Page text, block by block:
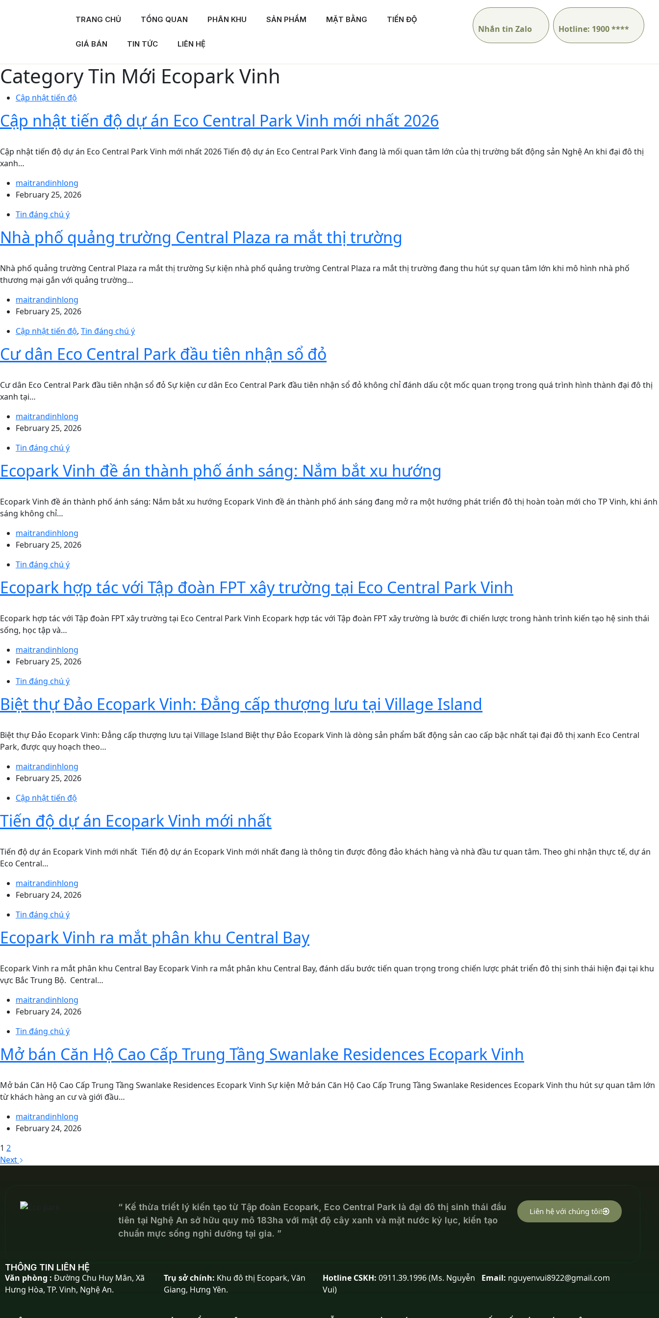
TRANG CHỦ TỔNG QUAN PHÂN KHU SẢN PHẨM MẶT BẰNG TIẾN ĐỘ
GIÁ BÁN TIN TỨC LIÊN HỆ
Nhắn tin Zalo Hotline: 1900 ****
CategoryTin Mới Ecopark Vinh
Cập nhật tiến độ
Cập nhật tiến độ dự án Eco Central Park Vinh mới nhất 2026
Cập nhật tiến độ dự án Eco Central Park Vinh mới nhất 2026 Tiến độ dự án Eco Central Park Vinh đang là mối quan tâm lớn của thị trường bất động sản Nghệ An khi đại đô thị
xanh…
maitrandinhlong
February 25, 2026
Tin đáng chú ý
Nhà phố quảng trường Central Plaza ra mắt thị trường
Nhà phố quảng trường Central Plaza ra mắt thị trường Sự kiện nhà phố quảng trường Central Plaza ra mắt thị trường đang thu hút sự quan tâm lớn khi mô hình nhà phố
thương mại gắn với quảng trường…
maitrandinhlong
February 25, 2026
Cập nhật tiến độ, Tin đáng chú ý
Cư dân Eco Central Park đầu tiên nhận sổ đỏ
Cư dân Eco Central Park đầu tiên nhận sổ đỏ Sự kiện cư dân Eco Central Park đầu tiên nhận sổ đỏ không chỉ đánh dấu cột mốc quan trọng trong quá trình hình thành đại đô thị
xanh tại…
maitrandinhlong
February 25, 2026
Tin đáng chú ý
Ecopark Vinh đề án thành phố ánh sáng: Nắm bắt xu hướng
Ecopark Vinh đề án thành phố ánh sáng: Nắm bắt xu hướng Ecopark Vinh đề án thành phố ánh sáng đang mở ra một hướng phát triển đô thị hoàn toàn mới cho TP Vinh, khi ánh
sáng không chỉ…
maitrandinhlong
February 25, 2026
Tin đáng chú ý
Ecopark hợp tác với Tập đoàn FPT xây trường tại Eco Central Park Vinh
Ecopark hợp tác với Tập đoàn FPT xây trường tại Eco Central Park Vinh Ecopark hợp tác với Tập đoàn FPT xây trường là bước đi chiến lược trong hành trình kiến tạo hệ sinh thái
sống, học tập và…
maitrandinhlong
February 25, 2026
Tin đáng chú ý
Biệt thự Đảo Ecopark Vinh: Đẳng cấp thượng lưu tại Village Island
Biệt thự Đảo Ecopark Vinh: Đẳng cấp thượng lưu tại Village Island Biệt thự Đảo Ecopark Vinh là dòng sản phẩm bất động sản cao cấp bậc nhất tại đại đô thị xanh Eco Central
Park, được quy hoạch theo…
maitrandinhlong
February 25, 2026
Cập nhật tiến độ
Tiến độ dự án Ecopark Vinh mới nhất
Tiến độ dự án Ecopark Vinh mới nhất Tiến độ dự án Ecopark Vinh mới nhất đang là thông tin được đông đảo khách hàng và nhà đầu tư quan tâm. Theo ghi nhận thực tế, dự án
Eco Central…
maitrandinhlong
February 24, 2026
Tin đáng chú ý
Ecopark Vinh ra mắt phân khu Central Bay
Ecopark Vinh ra mắt phân khu Central Bay Ecopark Vinh ra mắt phân khu Central Bay, đánh dấu bước tiến quan trọng trong chiến lược phát triển đô thị sinh thái hiện đại tại khu
vực Bắc Trung Bộ. Central…
maitrandinhlong
February 24, 2026
Tin đáng chú ý
Mở bán Căn Hộ Cao Cấp Trung Tầng Swanlake Residences Ecopark Vinh
Mở bán Căn Hộ Cao Cấp Trung Tầng Swanlake Residences Ecopark Vinh Sự kiện Mở bán Căn Hộ Cao Cấp Trung Tầng Swanlake Residences Ecopark Vinh thu hút sự quan tâm lớn
từ khách hàng an cư và giới đầu…
maitrandinhlong
February 24, 2026
1 2
Next
“ Kế thừa triết lý kiến tạo từ Tập đoàn Ecopark, Eco Central Park là đại đô thị sinh thái đầu
tiên tại Nghệ An sở hữu quy mô 183ha với mật độ cây xanh và mặt nước kỷ lục, kiến tạo
chuẩn mực sống nghỉ dưỡng tại gia. ”
Liên hệ với chúng tôi!
THÔNG TIN LIÊN HỆ
Văn phòng : Đường Chu Huy Mân, Xã
Hưng Hòa, TP. Vinh, Nghệ An.
Trụ sở chính: Khu đô thị Ecopark, Văn
Giang, Hưng Yên.
Hotline CSKH: 0911.39.1996 (Ms. Nguyễn
Vui)
Email: nguyenvui8922@gmail.com